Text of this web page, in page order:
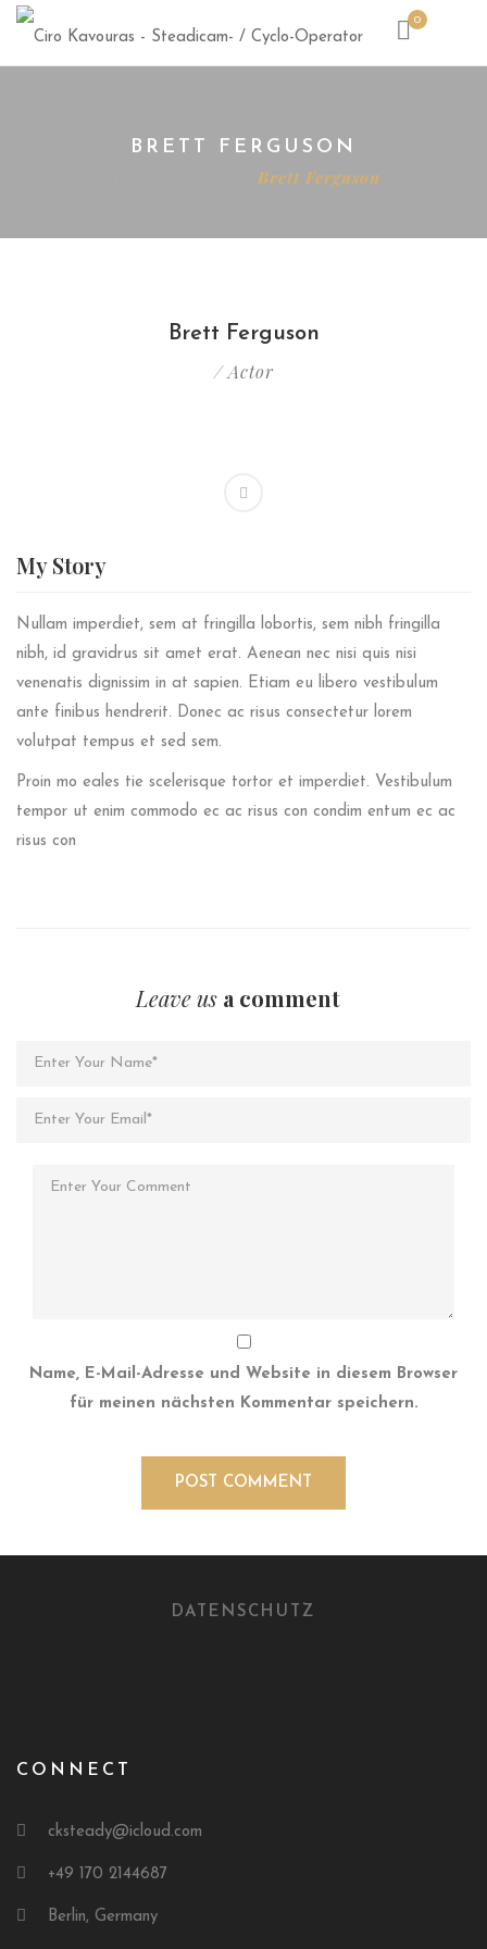
0
BRETT FERGUSON
Brett Ferguson
Brett Ferguson
/ Actor
MyStory
Nullam imperdiet, sem at fringilla lobortis, sem nibh fringilla
nibh, id gravidrus sit amet erat. Aenean nec nisi quis nisi
venenatis dignissim in at sapien. Etiam eu libero vestibulum
ante finibus hendrerit. Donec ac risus consectetur lorem
volutpat tempus et sed sem.
Proin mo eales tie scelerisque tortor et imperdiet. Vestibulum
tempor ut enim commodo ec ac risus con condim entum ec ac
risus con
Leave us a comment
Name, E-Mail-Adresse und Website in diesem Browser
für meinen nächsten Kommentar speichern.
DATENSCHUTZ
CONNECT
cksteady@icloud.com
+49 170 2144687
Berlin, Germany